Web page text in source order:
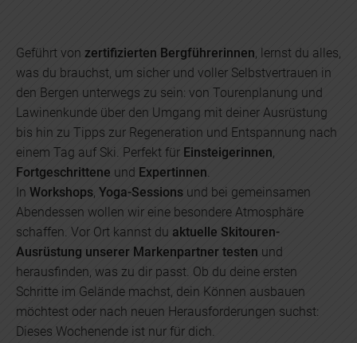
Geführt von zertifizierten Bergführerinnen, lernst du alles,
was du brauchst, um sicher und voller Selbstvertrauen in
den Bergen unterwegs zu sein: von Tourenplanung und
Lawinenkunde über den Umgang mit deiner Ausrüstung
bis hin zu Tipps zur Regeneration und Entspannung nach
einem Tag auf Ski. Perfekt für Einsteigerinnen,
Fortgeschrittene und Expertinnen.
In Workshops, Yoga-Sessions und bei gemeinsamen
Abendessen wollen wir eine besondere Atmosphäre
schaffen. Vor Ort kannst du aktuelle Skitouren-
Ausrüstung unserer Markenpartner testen und
herausfinden, was zu dir passt. Ob du deine ersten
Schritte im Gelände machst, dein Können ausbauen
möchtest oder nach neuen Herausforderungen suchst:
Dieses Wochenende ist nur für dich.